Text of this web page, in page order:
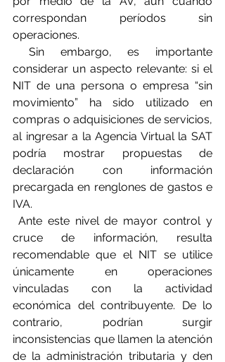
correspondan períodos sin
operaciones.
Sin embargo, es importante
considerar un aspecto relevante: si el
NIT de una persona o empresa “sin
movimiento” ha sido utilizado en
compras o adquisiciones de servicios,
al ingresar a la Agencia Virtual la SAT
podría mostrar propuestas de
declaración con información
precargada en renglones de gastos e
IVA.
Ante este nivel de mayor control y
cruce de información, resulta
recomendable que el NIT se utilice
únicamente en operaciones
vinculadas con la actividad
económica del contribuyente. De lo
contrario, podrían surgir
inconsistencias que llamen la atención
de la administración tributaria y den